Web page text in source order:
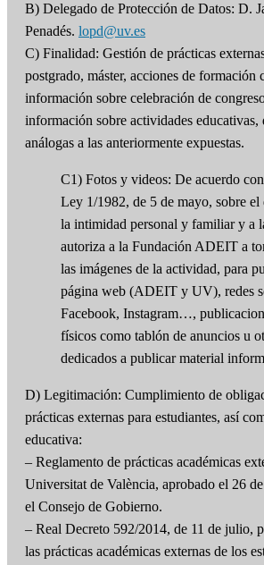
B) Delegado de Protección de Datos: D.
Penadés. lopd@uv.es
C) Finalidad: Gestión de prácticas
postgrado, máster, acciones de formación
información sobre celebración de
información sobre actividades educativas,
análogas a las anteriormente expuestas.
C1) Fotos y videos: De acuerdo
Ley 1/1982, de 5 de mayo, sobre el
la intimidad personal y familiar y a
autoriza a la Fundación ADEIT a
las imágenes de la actividad, para
página web (ADEIT y UV), redes
Facebook, Instagram…,
físicos como tablón de anuncios u
dedicados a publicar material
D) Legitimación: Cumplimiento de
prácticas externas para estudiantes, así
educativa:
– Reglamento de prácticas académicas
Universitat de València, aprobado el 26
el Consejo de Gobierno.
– Real Decreto 592/2014, de 11 de julio,
las prácticas académicas externas de los